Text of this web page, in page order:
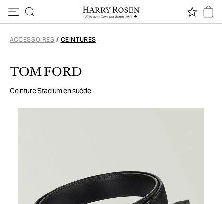
ACCESSOIRES / CEINTURES
TOM FORD
Ceinture Stadium en suède